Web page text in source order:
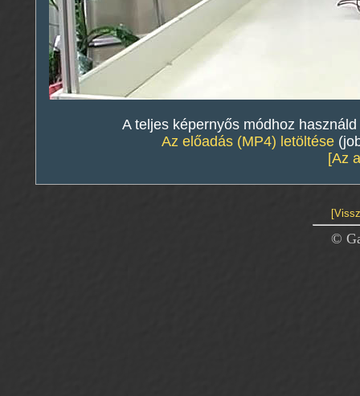
A teljes képernyős módhoz
Az előadás (MP4) letöltése
[Az
©